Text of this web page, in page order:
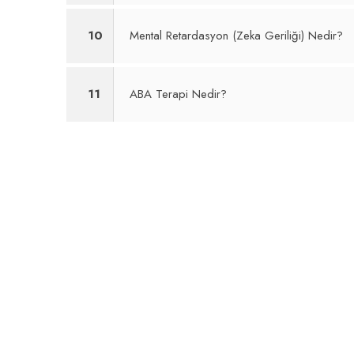
10 Mental Retardasyon (Zeka Geriliği) Nedir?
11 ABA Terapi Nedir?